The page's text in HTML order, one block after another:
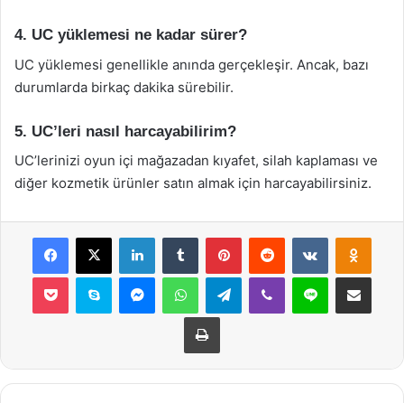
4. UC yüklemesi ne kadar sürer?
UC yüklemesi genellikle anında gerçekleşir. Ancak, bazı
durumlarda birkaç dakika sürebilir.
5. UC’leri nasıl harcayabilirim?
UC’lerinizi oyun içi mağazadan kıyafet, silah kaplaması ve
diğer kozmetik ürünler satın almak için harcayabilirsiniz.
Facebook
X LinkedInTumblr PinterestReddit VKontakte
Pocket Skype MessengerWhatsAppTelegramViber Line E-Posta ile
Yazdır